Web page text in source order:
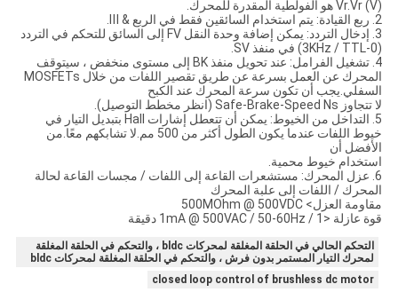
Vr.Vr (V) هو الفولطية المقدرة للمحرك.
2. ربع القيادة: يتم استخدام السائقين فقط في الربع & Ⅲ.
3. إدخال التردد: يمكن إضافة وحدة النقل FV إلى السائق للتحكم في التردد
(0-3KHz / TTL) في منفذ SV.
4. تشغيل الفرامل: عند تحويل منفذ BK إلى مستوى منخفض ، سيتوقف
المحرك عن العمل بسرعة عن طريق تقصير اللفات من خلال MOSFETs
السفلي.يجب أن تكون سرعة المحرك عند الكبح
لا تتجاوز Safe-Brake-Speed ​​Ns (انظر مخطط التوصيل).
5. التداخل من الخيوط: يمكن أن تتعطل إشارات Hall بتبديل التيار في
خيوط اللفات عندما يكون الطول أكثر من 500 مم.لا تشابكهم معًا.من
الأفضل أن
استخدام خيوط محمية.
6. عزل المحرك: مستشعرات القاعة إلى اللفات / مجسات القاعة لحالة
المحرك / اللفات إلى علبة المحرك
مقاومة العزل> 500MOhm @ 500VDC
قوة عازلة <1mA @ 500VAC / 50-60Hz / 1 دقيقة
التحكم الحالي في الحلقة المغلقة لمحركات bldc ، والتحكم في الحلقة المغلقة
لمحرك التيار المستمر بدون فرش ، والتحكم في الحلقة المغلقة لمحركات bldc
closed loop control of brushless dc motor